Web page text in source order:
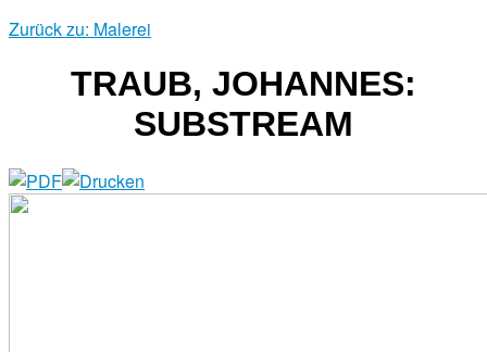
Zurück zu: Malerei
TRAUB, JOHANNES:
SUBSTREAM